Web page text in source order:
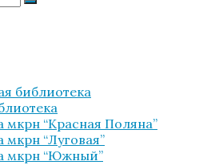
библиотека
мкрн “Красная Поляна”
мкрн “Луговая”
мкрн “Южный”